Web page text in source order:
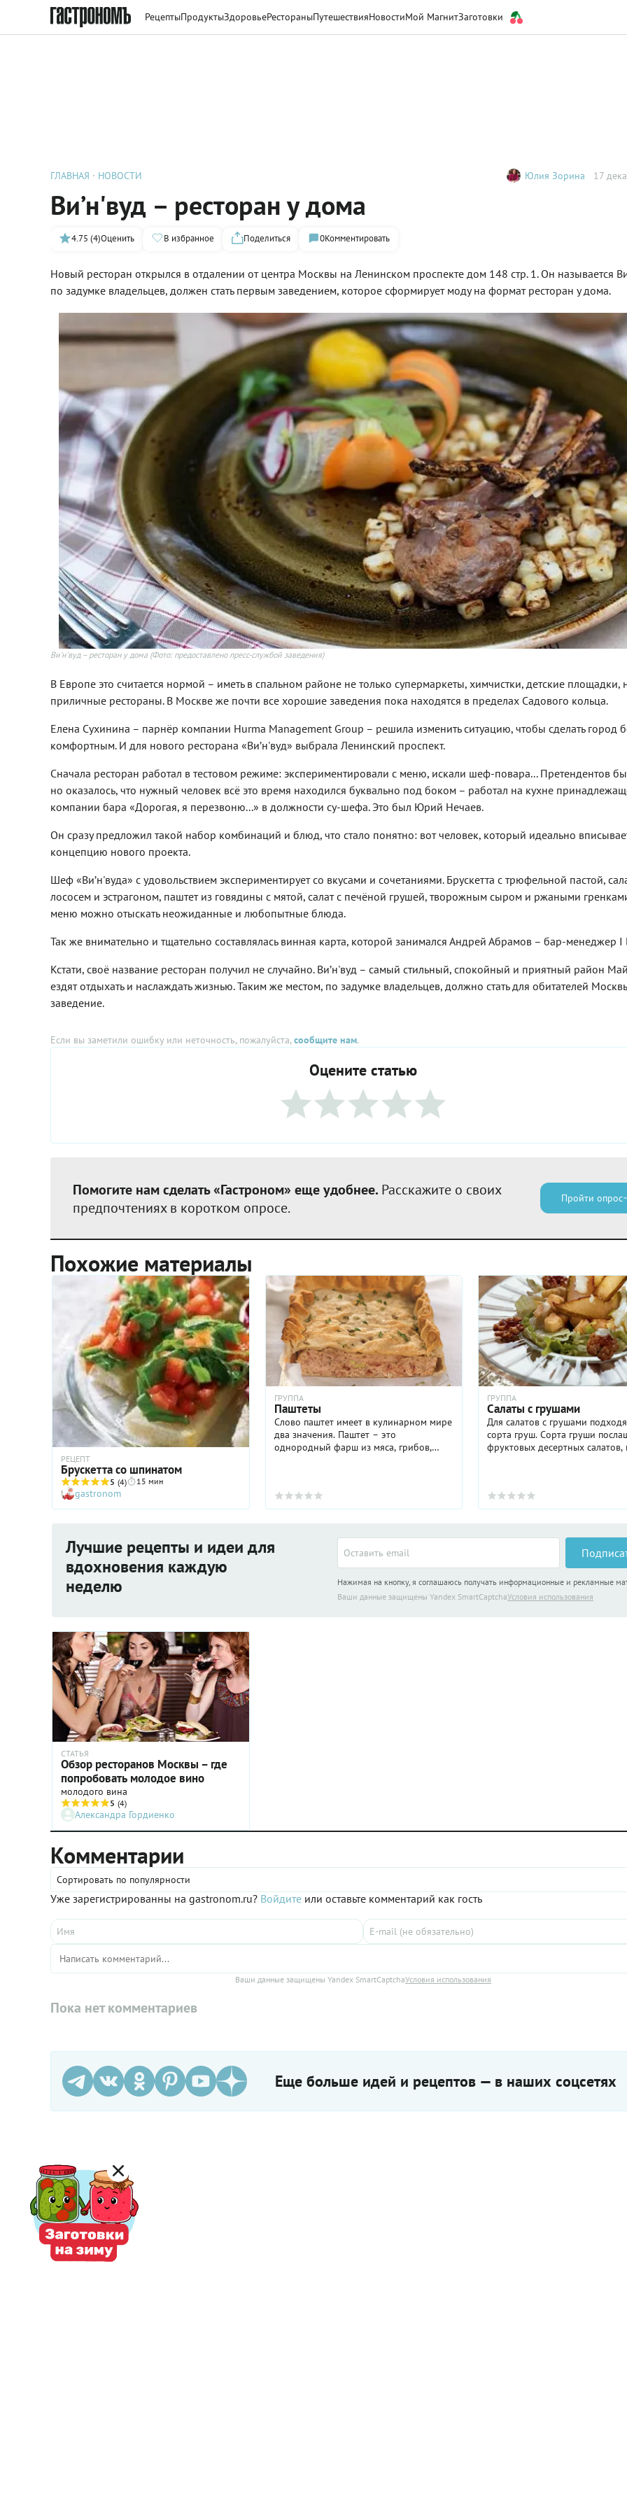
РецептыПродуктыЗдоровьеРестораныПутешествияНовостиМой МагнитЗаготовки
ГЛАВНАЯ НОВОСТИ Юлия Зорина 17
Ви’н'вуд – ресторан у дома
4.75 (4)Оценить В избранное Поделиться 0Комментировать
Новый ресторан открылся в отдалении от центра Москвы на Ленинском проспекте дом 148 стр. 1. Он называется
по задумке владельцев, должен стать первым заведением, которое сформирует моду на формат ресторан у дома.
Ви’н'вуд – ресторан у дома (Фото: предоставлено пресс-службой заведения)
В Европе это считается нормой – иметь в спальном районе не только супермаркеты, химчистки, детские площадки,
приличные рестораны. В Москве же почти все хорошие заведения пока находятся в пределах Садового кольца.
Елена Сухинина – парнёр компании Hurma Management Group – решила изменить ситуацию, чтобы сделать город
комфортным. И для нового ресторана «Ви’н'вуд» выбрала Ленинский проспект.
Сначала ресторан работал в тестовом режиме: экспериментировали с меню, искали шеф-повара... Претендентов
но оказалось, что нужный человек всё это время находился буквально под боком – работал на кухне
компании бара «Дорогая, я перезвоню...» в должности су-шефа. Это был Юрий Нечаев.
Он сразу предложил такой набор комбинаций и блюд, что стало понятно: вот человек, который идеально
концепцию нового проекта.
Шеф «Ви’н'вуда» с удовольствием экспериментирует со вкусами и сочетаниями. Брускетта с трюфельной пастой,
лососем и эстрагоном, паштет из говядины с мятой, салат с печёной грушей, творожным сыром и ржаными
меню можно отыскать неожиданные и любопытные блюда.
Так же внимательно и тщательно составлялась винная карта, которой занимался Андрей Абрамов – бар-менеджер
Кстати, своё название ресторан получил не случайно. Ви’н'вуд – самый стильный, спокойный и приятный район
ездят отдыхать и наслаждать жизнью. Таким же местом, по задумке владельцев, должно стать для обитателей
заведение.
Если вы заметили ошибку или неточность, пожалуйста,сообщите нам.
Оцените статью
Помогите нам сделать «Гастроном» еще удобнее. Расскажите о своих
предпочтениях в коротком опросе.
Пройти опрос
Похожие материалы
РЕЦЕПТ
Брускетта со шпинатом
5 (4) 15 мин
gastronom
ГРУППА
Паштеты
Слово паштет имеет в кулинарном мире
два значения. Паштет – это
однородный фарш из мяса, грибов,
из мяса, ...
ГРУППА
Салаты с грушами
Для салатов с грушами
сорта груш. Сорта груши
фруктовых десертных салатов,
Лучшие рецепты и идеи для
вдохновения каждую
неделю
Нажимая на кнопку, я соглашаюсь получать информационные и рекламные
Ваши данные защищены Yandex SmartCaptchaУсловия использования
СТАТЬЯ
Обзор ресторанов Москвы – где
попробовать молодое вино
молодого вина
5 (4)
Александра Гордиенко
Комментарии
Сортировать по популярности
Уже зарегистрированны на gastronom.ru? Войдите или оставьте комментарий как гость
Ваши данные защищены Yandex SmartCaptchaУсловия использования
Пока нет комментариев
Еще больше идей и рецептов — в наших соцсетях